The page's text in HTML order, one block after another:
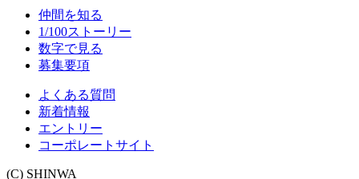
仲間を知る
1/100ストーリー
数字で見る
募集要項
よくある質問
新着情報
エントリー
コーポレートサイト
(C) SHINWA